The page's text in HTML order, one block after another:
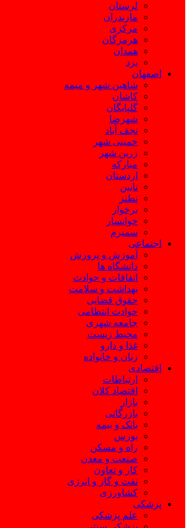
لرستان
مازندران
مرکزی
هرمزگان
همدان
یزد
اصفهان
شاهین شهر و میمه
کاشان
گلپایگان
شهرضا
نجف آباد
خمینی شهر
زرین شهر
مبارکه
اردستان
نایین
نطنز
برخوار
خوانسار
سمیرم
اجتماعی
آموزش و پرورش
دانشگاه ها
اتفاقات و حوادث
بهداشت و سلامت
حقوق قضایی
حوادث انتظامی
جامعه شهری
محیط زیست
غذا و دارو
زنان و خانواده
اقتصادی
ارتباطات
اقتصاد کلان
بازار
بازرگانی
بانک و بیمه
بورس
راه و مسکن
صنعت و معدن
کار و تعاون
نفت و گاز و انرژی
کشاورزی
پزشکی
علم پزشکی